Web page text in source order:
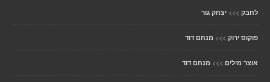
לחבק >>> יצחק גור
פוקוס ירוק >>> מנחם דוד
אוצר מילים >>> מנחם דוד